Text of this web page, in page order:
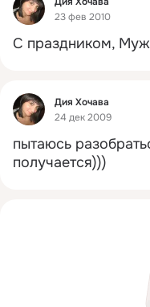
23 фев 2010
С праздником,
Фид
Дия Хочава
24 дек 2009
пытаюсь
получается)))